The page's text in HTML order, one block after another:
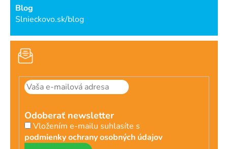
Blog
Slnieckovo.sk/blog
Odoberať newsletter
Vložením e-mailu suhlasíte s
podmienky ochrany osobných údajov